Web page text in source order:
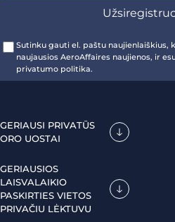
Sutinku gauti el. paštu naujienlaiškius,
naujausios AeroAffaires naujienos, ir
privatumo politika.
GERIAUSI PRIVATŪS
ORO UOSTAI
GERIAUSIOS
LAISVALAIKIO
PASKIRTIES VIETOS
PRIVAČIU LĖKTUVU